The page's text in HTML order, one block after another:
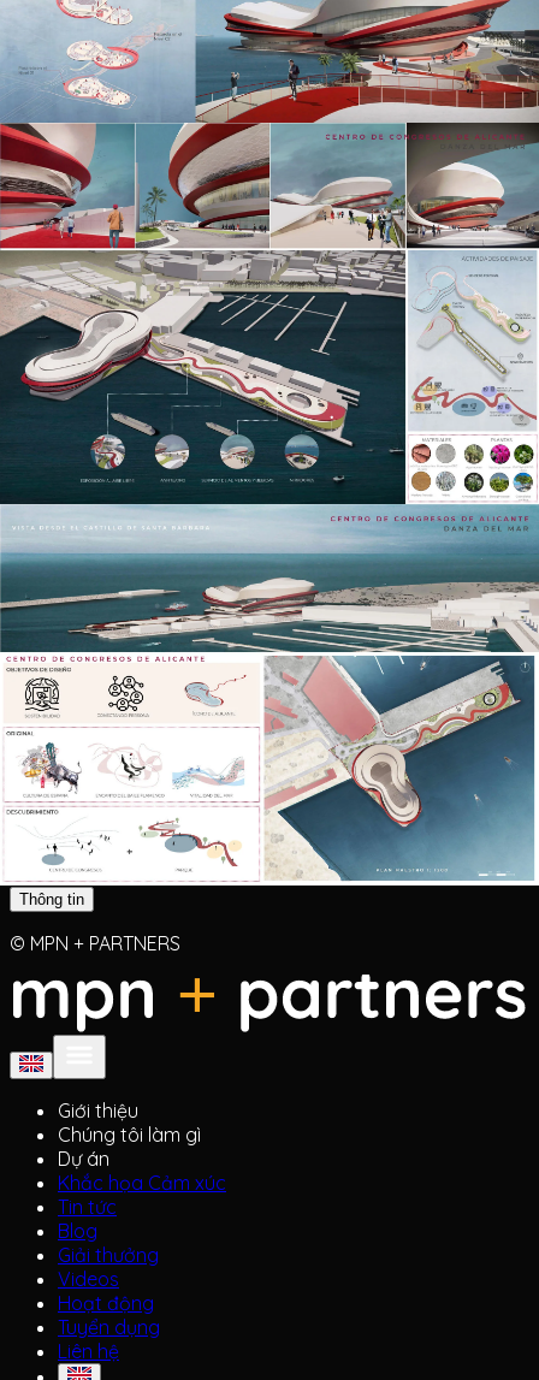
Thông tin
© MPN + PARTNERS
Giới thiệu
Chúng tôi làm gì
Dự án
Khắc họa Cảm xúc
Tin tức
Blog
Giải thưởng
Videos
Hoạt động
Tuyển dụng
Liên hệ